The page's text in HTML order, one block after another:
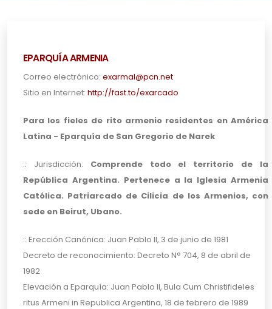
EPARQUÍA ARMENIA
Correo electrónico: exarmal@pcn.net
Sitio en Internet: http://fast.to/exarcado
Para los fieles de rito armenio residentes en América
Latina - Eparquía de San Gregorio de Narek
:: Jurisdicción: Comprende todo el territorio de la
República Argentina. Pertenece a la Iglesia Armenia
Católica. Patriarcado de Cilicia de los Armenios, con
sede en Beirut, Ubano.
:: Erección Canónica: Juan Pablo II, 3 de junio de 1981
Decreto de reconocimiento: Decreto N° 704, 8 de abril de
1982
Elevación a Eparquía: Juan Pablo II, Bula Cum Christifideles
ritus Armeni in Republica Argentina, 18 de febrero de 1989